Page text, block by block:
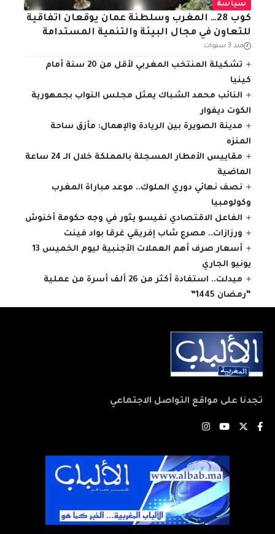
سياسة
كوب 28… المغرب وسلطنة عمان يوقعان اتفاقية
للتعاون في مجال البيئة والتنمية المستدامة
منذ 3 سنوات
تشكيلة المنتخب المغربي لأقل من 20 سنة أمام
كينيا
النائب محمد الشباك يمثل مجلس النواب بجمهورية
الكوت ديفوار
مدينة الصويرة بين الريادة والإهمال: مأزق ساحة
المنزه
مقاييس الأمطار المسجلة بالمملكة خلال الـ 24 ساعة
الماضية
نصف نهائي دوري الملوك.. موعد مباراة المغرب
وكولومبيا
الفاعل الاقتصادي نفيسو يثور في وجه حكومة أخنوش
ورزازات.. مصرع شاب إفريقي غرقا بواد فينت
أسعار صرف أهم العملات الأجنبية ليوم الخميس 13
يونيو الجاري
ميدلت.. استفادة أكثر من 26 ألف أسرة من عملية
“رمضان 1445”
تجدنا على مواقع التواصل الاجتماعي